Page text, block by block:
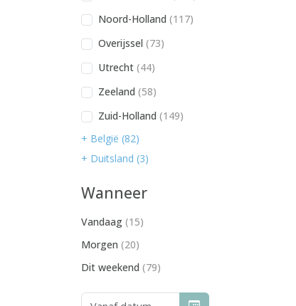
Noord-Holland (117)
Overijssel (73)
Utrecht (44)
Zeeland (58)
Zuid-Holland (149)
+ België (82)
+ Duitsland (3)
Wanneer
Vandaag (15)
Morgen (20)
Dit weekend (79)